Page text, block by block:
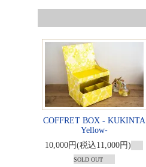
COFFRET BOX - KUKINTA
Yellow-
10,000円(税込11,000円)
SOLD OUT